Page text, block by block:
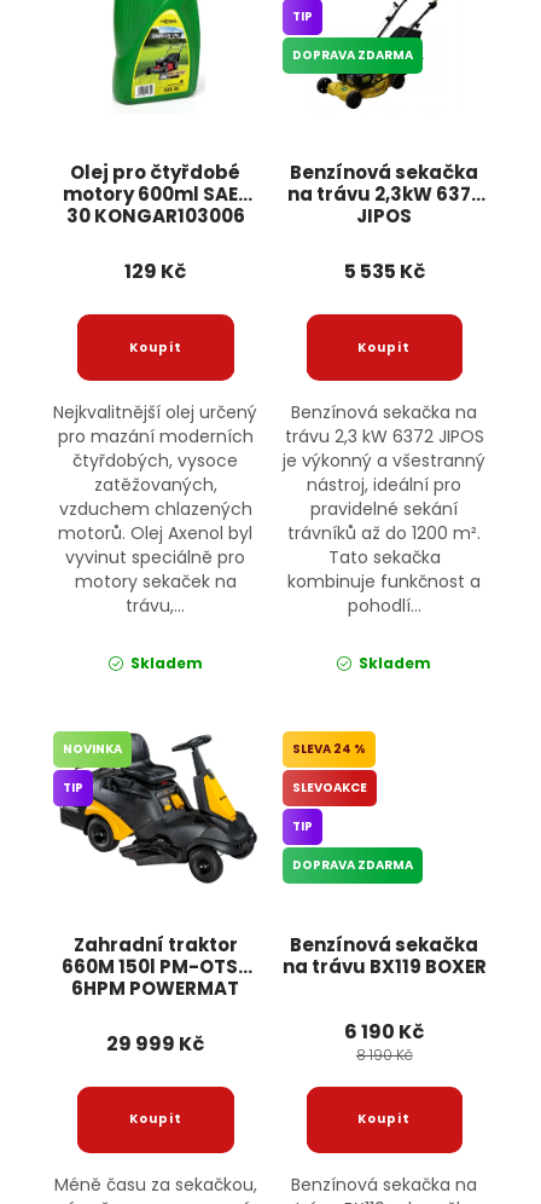
Olej pro čtyřdobé
motory 600ml SAE-
30 KONGAR103006
129 Kč
Nejkvalitnější olej určený
pro mazání moderních
čtyřdobých, vysoce
zatěžovaných,
vzduchem chlazených
motorů. Olej Axenol byl
vyvinut speciálně pro
motory sekaček na
trávu,...
Skladem
Benzínová sekačka
na trávu 2,3kW 6372
JIPOS
TIP
DOPRAVA ZDARMA
5 535 Kč
Benzínová sekačka na
trávu 2,3 kW 6372 JIPOS
je výkonný a všestranný
nástroj, ideální pro
pravidelné sekání
trávníků až do 1200 m².
Tato sekačka
kombinuje funkčnost a
pohodlí...
Skladem
Zahradní traktor
660M 150l PM-OTS-
6HPM POWERMAT
NOVINKA
TIP
29 999 Kč
Méně času za sekačkou,
Benzínová sekačka
na trávu BX119 BOXER
24 %
SLEVOAKCE
TIP
DOPRAVA ZDARMA
6 190 Kč
8 190 Kč
Benzínová sekačka na